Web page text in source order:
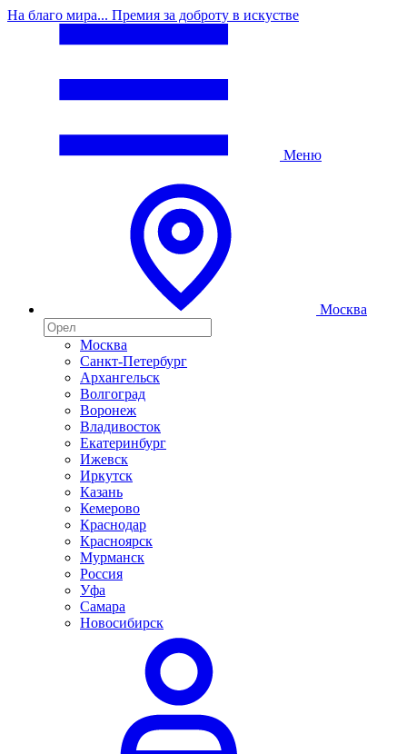
На благо мира... Премия за доброту в искустве
Меню
Москва
Москва
Санкт-Петербург
Архангельск
Волгоград
Воронеж
Владивосток
Екатеринбург
Ижевск
Иркутск
Казань
Кемерово
Краснодар
Красноярск
Мурманск
Россия
Уфа
Самара
Новосибирск